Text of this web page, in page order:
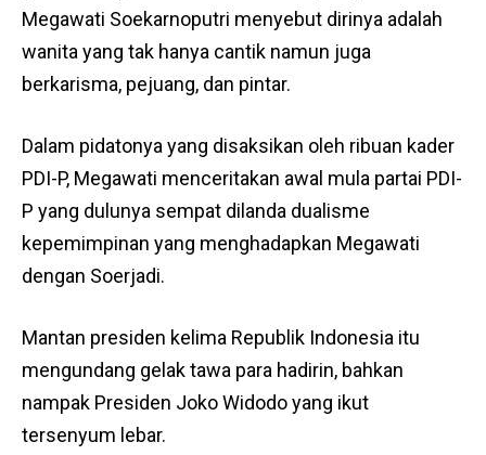
Megawati Soekarnoputri menyebut dirinya adalah
wanita yang tak hanya cantik namun juga
berkarisma, pejuang, dan pintar.
Dalam pidatonya yang disaksikan oleh ribuan kader
PDI-P, Megawati menceritakan awal mula partai PDI-
P yang dulunya sempat dilanda dualisme
kepemimpinan yang menghadapkan Megawati
dengan Soerjadi.
Mantan presiden kelima Republik Indonesia itu
mengundang gelak tawa para hadirin, bahkan
nampak Presiden Joko Widodo yang ikut
tersenyum lebar.